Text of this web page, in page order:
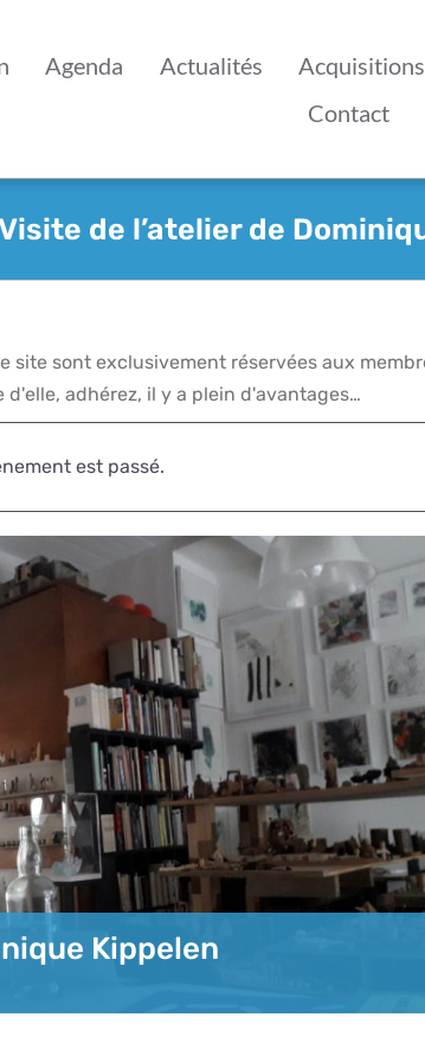
Agenda Actualités
Contact
de l’atelier de
site sont exclusivement réservées aux
adhérez, il y a plein d'avantages…
est passé.
Kippelen